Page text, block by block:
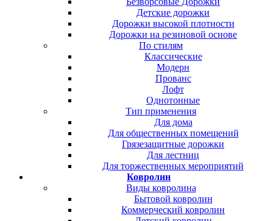
Детские дорожки
Дорожки высокой плотности
Дорожки на резиновой основе
По стилям
Классические
Модерн
Прованс
Лофт
Однотонные
Тип применения
Для дома
Для общественных помещений
Грязезащитные дорожки
Для лестниц
Для торжественных мероприятий
Ковролин
Виды ковролина
Бытовой ковролин
Коммерческий ковролин